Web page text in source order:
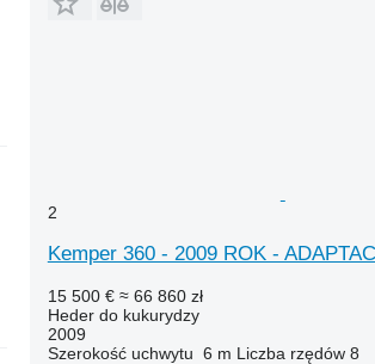
2
Kemper 360 - 2009 ROK -
15 500 € ≈ 66 860 zł
Heder do kukurydzy
2009
Szerokość uchwytu 6 m Liczba rzędów 8